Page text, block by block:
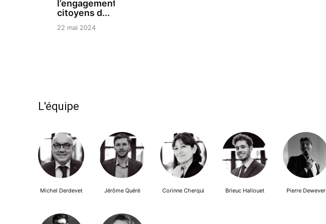
l’engagement des
citoyens d...
22 mai 2024
L'équipe
Michel Derdevet Jérôme Quéré Corinne Cherqui Brieuc Hallouet Pierre Dewever